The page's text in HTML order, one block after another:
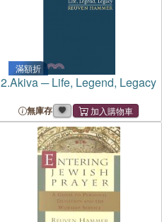
滿額折
2.Akiva ─ Life, Legend, Legacy
無庫存